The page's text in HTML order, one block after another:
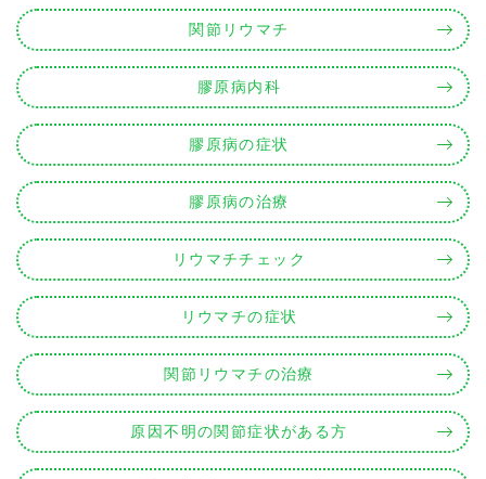
関節リウマチ
膠原病内科
膠原病の症状
膠原病の治療
リウマチチェック
リウマチの症状
関節リウマチの治療
原因不明の関節症状がある方